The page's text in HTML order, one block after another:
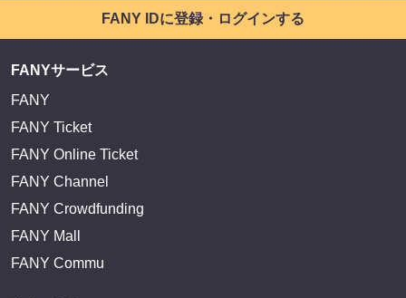
FANY IDに登録・ログインする
FANYサービス
FANY
FANY Ticket
FANY Online Ticket
FANY Channel
FANY Crowdfunding
FANY Mall
FANY Commu